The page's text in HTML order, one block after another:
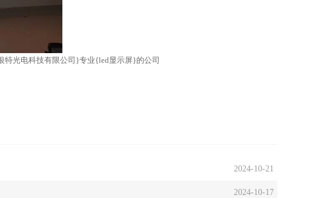
光电科技有限公司}专业{led显示屏}的公司
2024-10-21
2024-10-17